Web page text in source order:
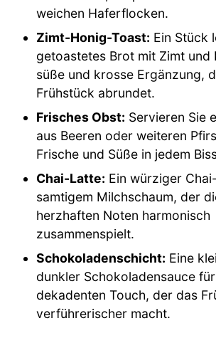
weichen Haferflocken.
Zimt-Honig-Toast: Ein Stück
getoastetes Brot mit Zimt und
süße und krosse Ergänzung,
Frühstück abrundet.
Frisches Obst: Servieren Sie
aus Beeren oder weiteren
Frische und Süße in jedem
Chai-Latte: Ein würziger
samtigem Milchschaum, der
herzhaften Noten harmonisch
zusammenspielt.
Schokoladenschicht: Eine
dunkler Schokoladensauce
dekadenten Touch, der das
verführerischer macht.